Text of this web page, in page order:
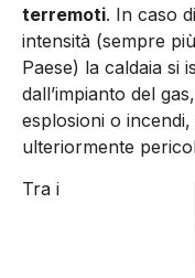
terremoti. In caso
intensità (sempre
Paese) la caldaia si
dall’impianto del
esplosioni o
ulteriormente
Tra i